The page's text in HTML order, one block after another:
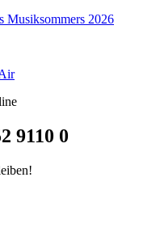
Musiksommers 2026
9110 0